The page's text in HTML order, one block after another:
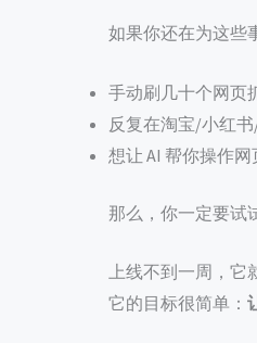
如果你还在为这些
手动刷几十个网页
反复在淘宝/小红
想让 AI 帮你操作
那么，你一定要试
上线不到一周，它
它的目标很简单：